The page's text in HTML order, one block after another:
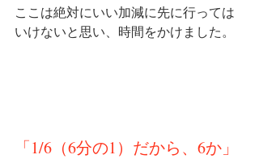
ここは絶対にいい加減に先に行っては
いけないと思い、時間をかけました。
「1/6（6分の1）だから、6か」